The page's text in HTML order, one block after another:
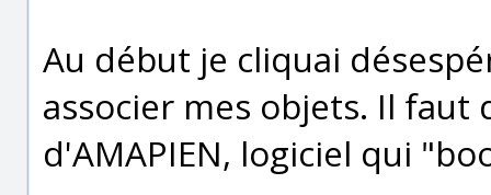
Au début je cliquai
associer mes objets. Il
d'AMAPIEN, logiciel qui